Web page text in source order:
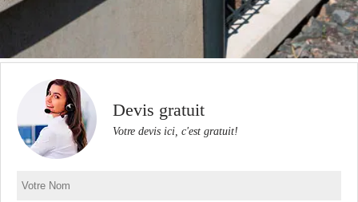
Devis gratuit
Votre devis ici, c'est gratuit!